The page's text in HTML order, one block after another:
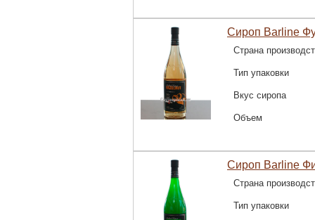
Сироп Barline
Страна
Тип упаковки
Вкус сиропа
Объем
Сироп Barline
Страна
Тип упаковки